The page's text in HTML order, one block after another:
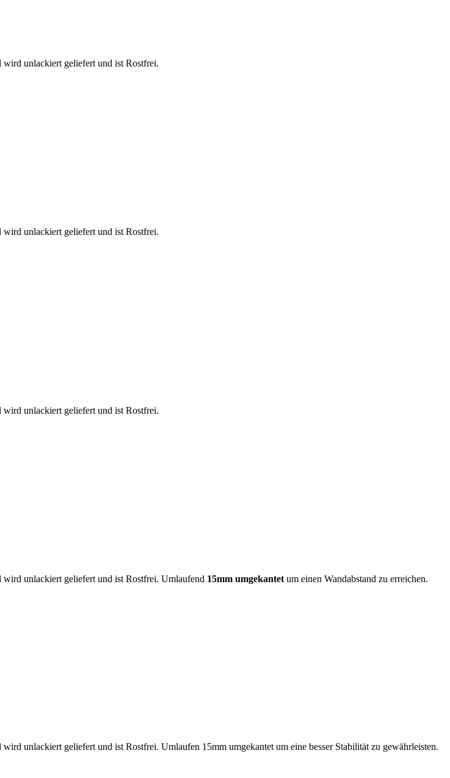
wird unlackiert geliefert und ist Rostfrei.
wird unlackiert geliefert und ist Rostfrei.
wird unlackiert geliefert und ist Rostfrei.
wird unlackiert geliefert und ist Rostfrei. Umlaufend 15mm umgekantet um einen Wandabstand zu erreichen.
unlackiert geliefert und ist Rostfrei. Umlaufen 15mm umgekantet um eine besser Stabilität zu gewährleisten.